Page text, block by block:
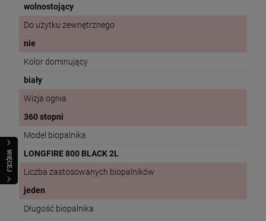
WIĘCEJ
wolnostojący
Do użytku zewnętrznego
nie
Kolor dominujący
biały
Wizja ognia
360 stopni
Model biopalnika
LONGFIRE 800 BLACK 2L
Liczba zastosowanych biopalników
jeden
Długość biopalnika